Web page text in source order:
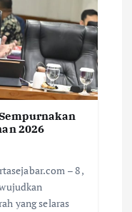
2026
– 8 ,
yang selaras